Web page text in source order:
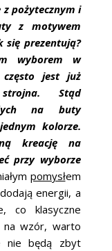
z pożytecznym i
z motywem
się prezentują?
wyborem w
jest już
Stąd
na buty
kolorze.
kreację na
przy wyborze
pomysłem
energii, a
co klasyczne
na wzór, warto
nie będą zbyt